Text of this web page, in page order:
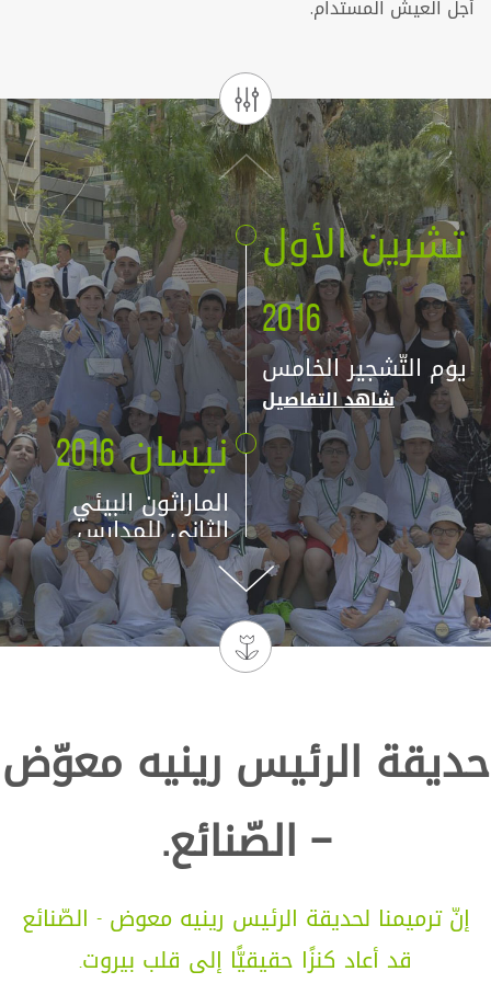
أجل العيش المستدام.
تشرين الأول
2016
يوم التّشجير الخامس
شاهد التفاصيل
نيسان 2016
الماراثون البيئي
الثاني للمدارس
شاهد التفاصيل
شباط 2016
مبادرة إعادة تدوير
أيار 2015
الذّكرى السّنوية
الأولى لإعادة افتتاح
حديقة رينيه معوض -
الصّنائع
شاهد التفاصيل
حديقة الرئيس رينيه معوّض
– الصّنائع.
إنّ ترميمنا لحديقة الرئيس رينيه معوض - الصّنائع
قد أعاد كنزًا حقيقيًّا إلى قلب بيروت.